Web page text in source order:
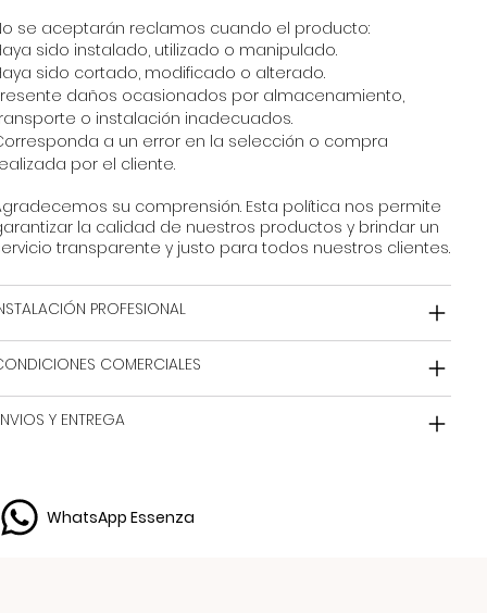
se aceptarán reclamos cuando el producto:
sido instalado, utilizado o manipulado.
sido cortado, modificado o alterado.
daños ocasionados por almacenamiento,
o instalación inadecuados.
a un error en la selección o compra
por el cliente.
su comprensión. Esta política nos permite
la calidad de nuestros productos y brindar un
transparente y justo para todos nuestros clientes.
PROFESIONAL
COMERCIALES
Y ENTREGA
WhatsApp Essenza